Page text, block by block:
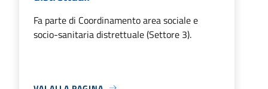
Fa parte di Coordinamento area sociale e
socio-sanitaria distrettuale (Settore 3).